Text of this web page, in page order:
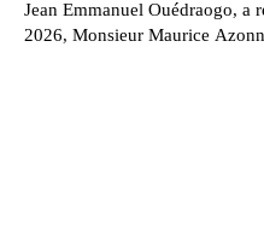
Jean Emmanuel Ouédraogo, a
2026, Monsieur Maurice